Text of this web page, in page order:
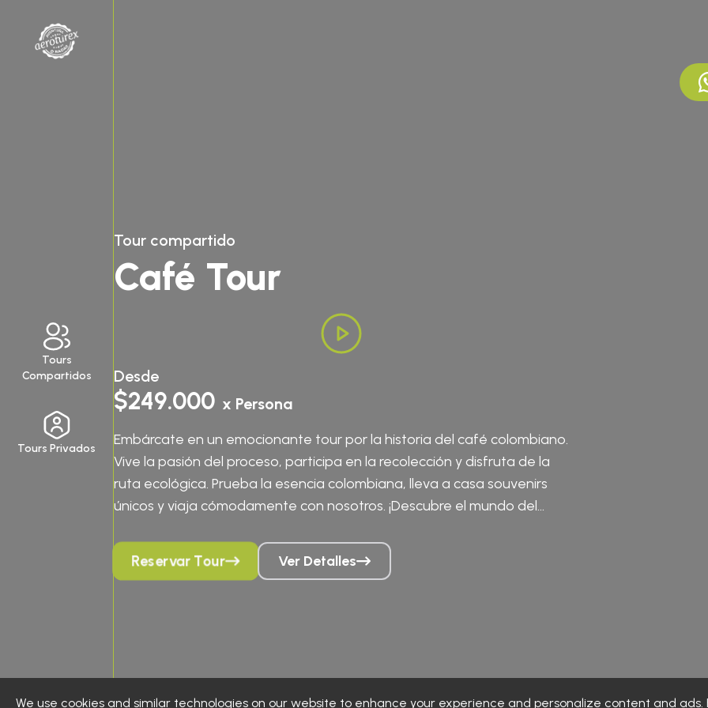
Tours
Compartidos
Tours Privados
Tour compartido
Café Tour
Desde
$249.000 x Persona
Embárcate en un emocionante tour por la historia del café colombiano.
Vive la pasión del proceso, participa en la recolección y disfruta de la
ruta ecológica. Prueba la esencia colombiana, lleva a casa souvenirs
únicos y viaja cómodamente con nosotros. ¡Descubre el mundo del
Reservar Tour Ver Detalles
We use cookies and similar technologies on our website to enhance your experience and personalize content and